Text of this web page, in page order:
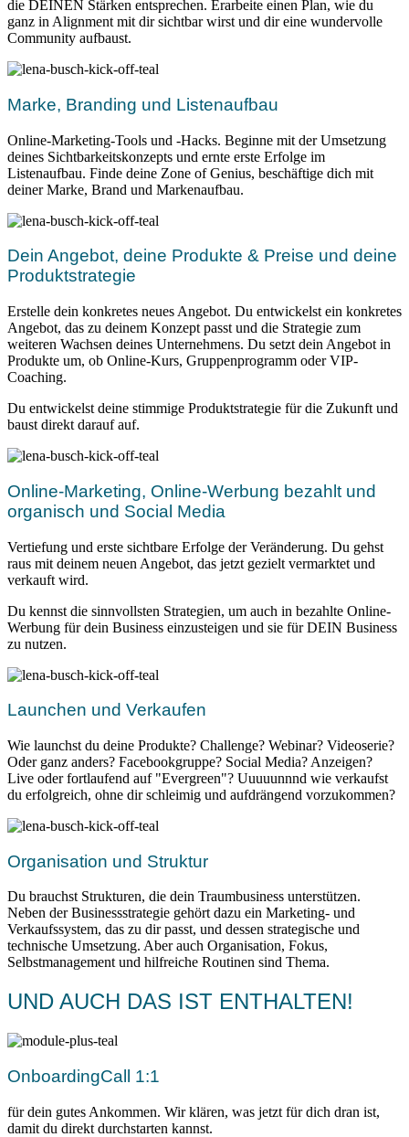
die DEINEN Stärken entsprechen. Erarbeite einen Plan, wie du
ganz in Alignment mit dir sichtbar wirst und dir eine wundervolle
Community aufbaust.
Marke, Branding und Listenaufbau
Online-Marketing-Tools und -Hacks. Beginne mit der Umsetzung
deines Sichtbarkeitskonzepts und ernte erste Erfolge im
Listenaufbau. Finde deine Zone of Genius, beschäftige dich mit
deiner Marke, Brand und Markenaufbau.
Dein Angebot, deine Produkte & Preise und deine
Produktstrategie
Erstelle dein konkretes neues Angebot. Du entwickelst ein konkretes
Angebot, das zu deinem Konzept passt und die Strategie zum
weiteren Wachsen deines Unternehmens. Du setzt dein Angebot in
Produkte um, ob Online-Kurs, Gruppenprogramm oder VIP-
Coaching.
Du entwickelst deine stimmige Produktstrategie für die Zukunft und
baust direkt darauf auf.
Online-Marketing, Online-Werbung bezahlt und
organisch und Social Media
Vertiefung und erste sichtbare Erfolge der Veränderung. Du gehst
raus mit deinem neuen Angebot, das jetzt gezielt vermarktet und
verkauft wird.
Du kennst die sinnvollsten Strategien, um auch in bezahlte Online-
Werbung für dein Business einzusteigen und sie für DEIN Business
zu nutzen.
Launchen und Verkaufen
Wie launchst du deine Produkte? Challenge? Webinar? Videoserie?
Oder ganz anders? Facebookgruppe? Social Media? Anzeigen?
Live oder fortlaufend auf "Evergreen"? Uuuuunnnd wie verkaufst
du erfolgreich, ohne dir schleimig und aufdrängend vorzukommen?
Organisation und Struktur
Du brauchst Strukturen, die dein Traumbusiness unterstützen.
Neben der Businessstrategie gehört dazu ein Marketing- und
Verkaufssystem, das zu dir passt, und dessen strategische und
technische Umsetzung. Aber auch Organisation, Fokus,
Selbstmanagement und hilfreiche Routinen sind Thema.
UND AUCH DAS IST ENTHALTEN!
OnboardingCall 1:1
für dein gutes Ankommen. Wir klären, was jetzt für dich dran ist,
damit du direkt durchstarten kannst.